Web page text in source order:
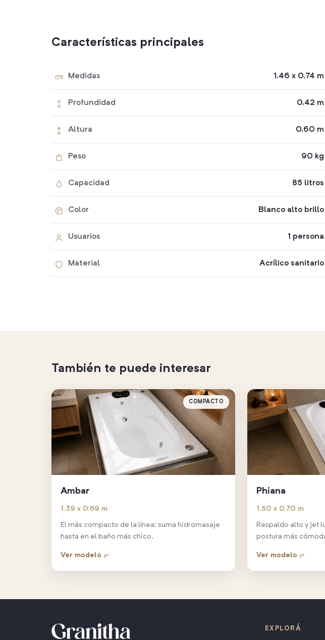
Características principales
Medidas 1,46 x 0,74 m
Profundidad 0,42 m
Altura 0,60 m
Peso 90 kg
Capacidad 85 litros
Color Blanco alto brillo
Usuarios 1 persona
Material Acrílico sanitario
También te puede interesar
COMPACTO
Ambar
1,39 x 0,69 m
El más compacto de la línea: suma hidromasaje
hasta en el baño más chico.
Ver modelo →
Phiana
1,50 x 0,70 m
Respaldo alto y jet
postura más
Ver modelo →
EXPLORÁ